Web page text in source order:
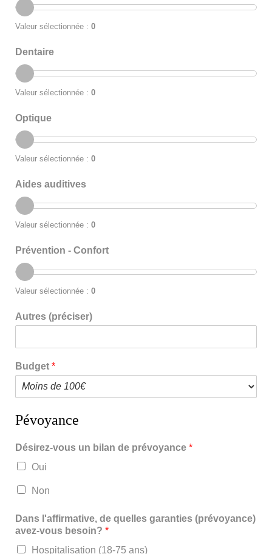
Valeur sélectionnée : 0
Dentaire
Valeur sélectionnée : 0
Optique
Valeur sélectionnée : 0
Aides auditives
Valeur sélectionnée : 0
Prévention - Confort
Valeur sélectionnée : 0
Autres (préciser)
Budget *
Pévoyance
Désirez-vous un bilan de prévoyance *
Oui
Non
Dans l'affirmative, de quelles garanties (prévoyance)
avez-vous besoin? *
Hospitalisation (18-75 ans)